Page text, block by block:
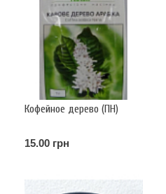
Кофейное дерево (ПН)
15.00 грн